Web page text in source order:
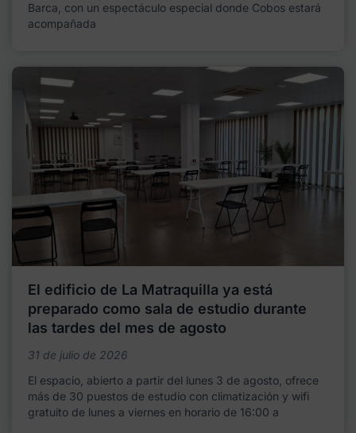
Barca, con un espectáculo especial donde Cobos estará
acompañada
El edificio de La Matraquilla ya está
preparado como sala de estudio durante
las tardes del mes de agosto
31 de julio de 2026
El espacio, abierto a partir del lunes 3 de agosto, ofrece
más de 30 puestos de estudio con climatización y wifi
gratuito de lunes a viernes en horario de 16:00 a